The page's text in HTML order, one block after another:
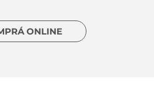
ONLINE